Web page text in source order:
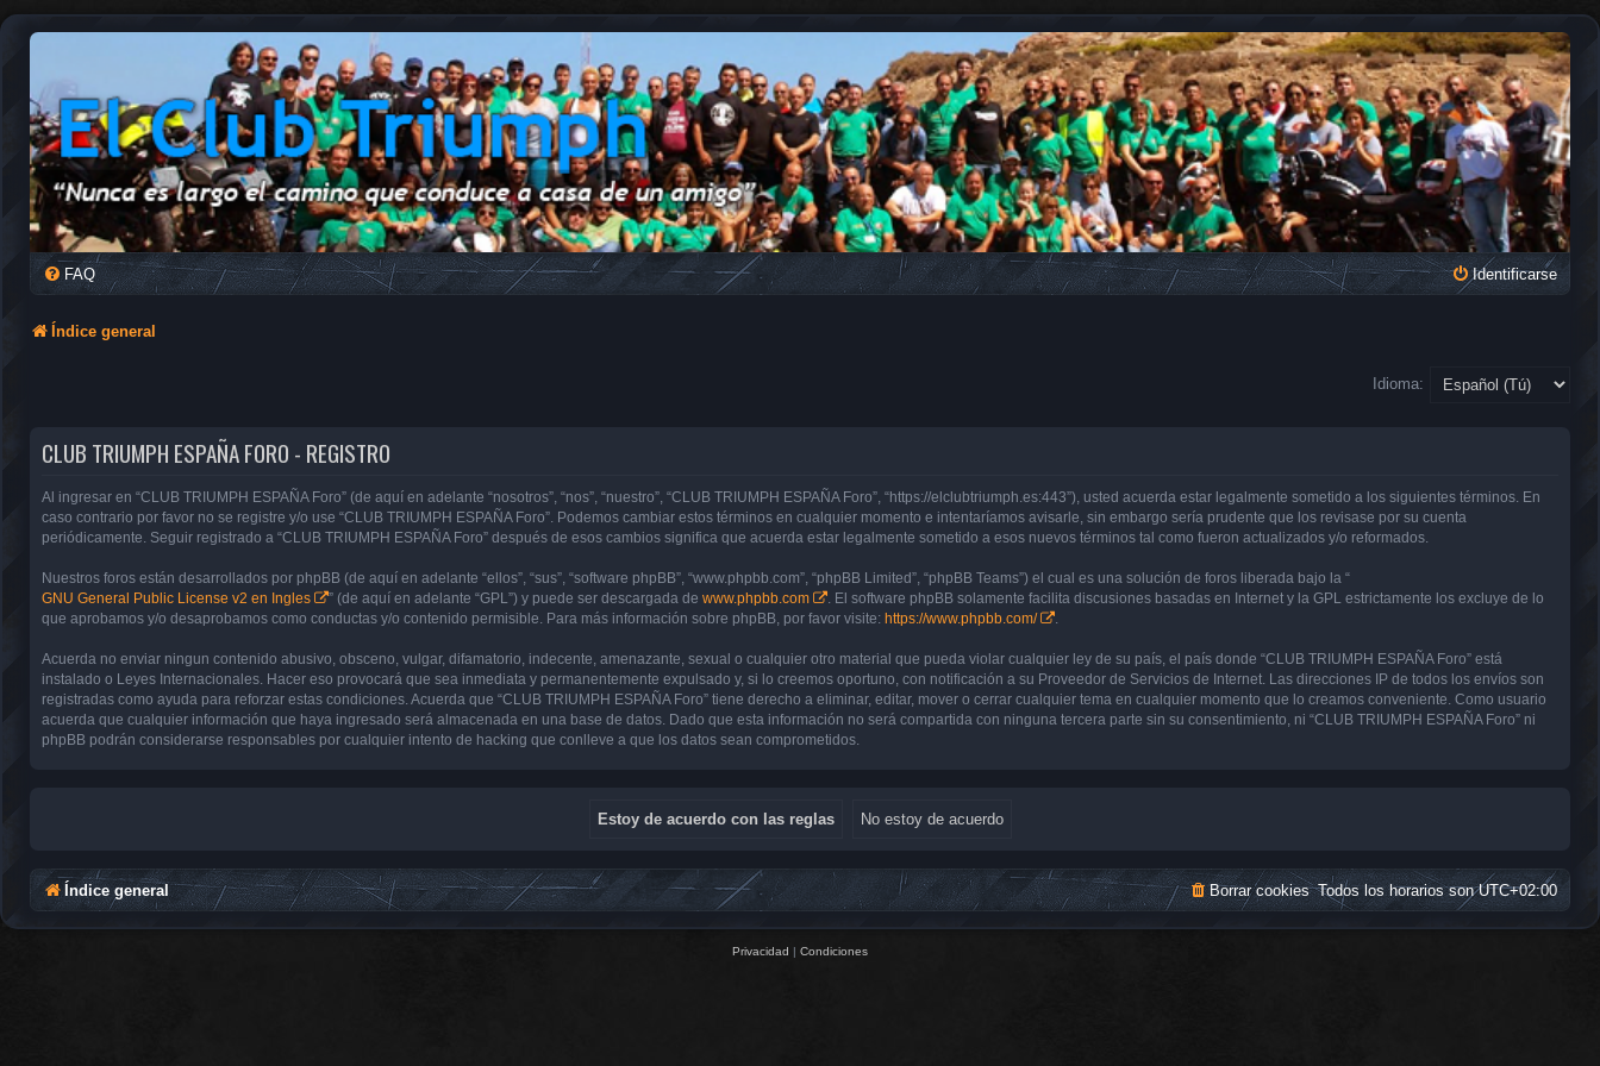
FAQ Identificarse
Índice general
Idioma:
CLUB TRIUMPH ESPAÑA FORO - REGISTRO
Al ingresar en “CLUB TRIUMPH ESPAÑA Foro” (de aquí en adelante “nosotros”, “nos”, “nuestro”, “CLUB TRIUMPH ESPAÑA Foro”, “https://elclubtriumph.es:443”), usted acuerda estar legalmente sometido a los siguientes términos. En
caso contrario por favor no se registre y/o use “CLUB TRIUMPH ESPAÑA Foro”. Podemos cambiar estos términos en cualquier momento e intentaríamos avisarle, sin embargo sería prudente que los revisase por su cuenta
periódicamente. Seguir registrado a “CLUB TRIUMPH ESPAÑA Foro” después de esos cambios significa que acuerda estar legalmente sometido a esos nuevos términos tal como fueron actualizados y/o reformados.
Nuestros foros están desarrollados por phpBB (de aquí en adelante “ellos”, “sus”, “software phpBB”, “www.phpbb.com”, “phpBB Limited”, “phpBB Teams”) el cual es una solución de foros liberada bajo la “
GNU General Public License v2 en Ingles
” (de aquí en adelante “GPL”) y puede ser descargada de www.phpbb.com
. El software phpBB solamente facilita discusiones basadas en Internet y la GPL estrictamente los excluye de lo
que aprobamos y/o desaprobamos como conductas y/o contenido permisible. Para más información sobre phpBB, por favor visite: https://www.phpbb.com/ .
Acuerda no enviar ningun contenido abusivo, obsceno, vulgar, difamatorio, indecente, amenazante, sexual o cualquier otro material que pueda violar cualquier ley de su país, el país donde “CLUB TRIUMPH ESPAÑA Foro” está
instalado o Leyes Internacionales. Hacer eso provocará que sea inmediata y permanentemente expulsado y, si lo creemos oportuno, con notificación a su Proveedor de Servicios de Internet. Las direcciones IP de todos los envíos son
registradas como ayuda para reforzar estas condiciones. Acuerda que “CLUB TRIUMPH ESPAÑA Foro” tiene derecho a eliminar, editar, mover o cerrar cualquier tema en cualquier momento que lo creamos conveniente. Como usuario
acuerda que cualquier información que haya ingresado será almacenada en una base de datos. Dado que esta información no será compartida con ninguna tercera parte sin su consentimiento, ni “CLUB TRIUMPH ESPAÑA Foro” ni
phpBB podrán considerarse responsables por cualquier intento de hacking que conlleve a que los datos sean comprometidos.
Índice general Todos los horarios sonUTC+02:00
Borrar cookies
Privacidad | Condiciones